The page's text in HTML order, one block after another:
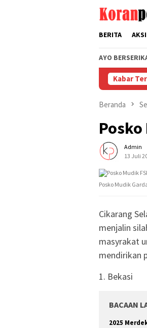
BERITA AKSI
AYO
Kabar
Beranda
Posko
Admin
13 Juli
Posko Mudik
Cikarang
menjalin
masyrakat
mendirikan
1. Bekasi
BACAAN
2025